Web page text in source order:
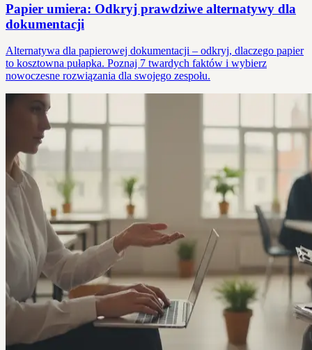
Papier umiera: Odkryj prawdziwe alternatywy dla
dokumentacji
Alternatywa dla papierowej dokumentacji – odkryj, dlaczego papier
to kosztowna pułapka. Poznaj 7 twardych faktów i wybierz
nowoczesne rozwiązania dla swojego zespołu.